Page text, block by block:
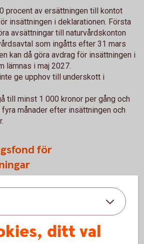
procent av ersättningen till kontot
insättningen i deklarationen. Första
avsättningar till naturvårdskonton
som ingåtts efter 31 mars
kan då göra avdrag för insättningen i
lämnas i maj 2027.
ge upphov till underskott i
till minst 1 000 kronor per gång och
månader efter insättningen och
för
– till exempel för
marken inskränks på obegränsad
för att bli naturreservat – kan
en ersättningsfond skjuta upp
eventuellt förvärv av en
ditt val